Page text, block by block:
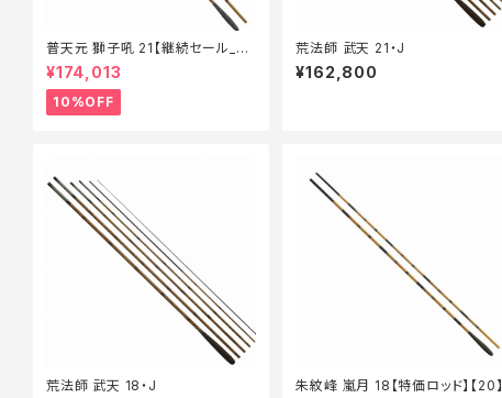
普天元 獅子吼 21【継続セール_ロ
ッド】【10】
¥174,013
10%OFF
荒法師 武天 21・J
¥162,800
荒法師 武天 18・J 朱紋峰 嵐月 18【特価ロッド】【20】